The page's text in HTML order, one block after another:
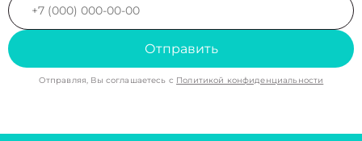
Отправить
Отправляя, Вы соглашаетесь с Политикой конфиденциальности